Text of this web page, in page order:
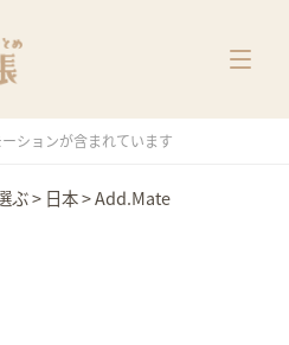
ションが含まれています
ぶ> 日本>Add.Mate